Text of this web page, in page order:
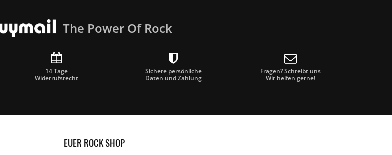
wurde.
Zeitalter des Rock, neu interpretiert von einer Band, die zu neuen Höhen aufsteigt.
Quelle: Frontiers Records Website
The Power Of Rock
14 Tage
Widerrufsrecht
Sichere persönliche
Daten und Zahlung
Fragen? Schreibt uns
Wir helfen gerne!
EUER ROCK SHOP